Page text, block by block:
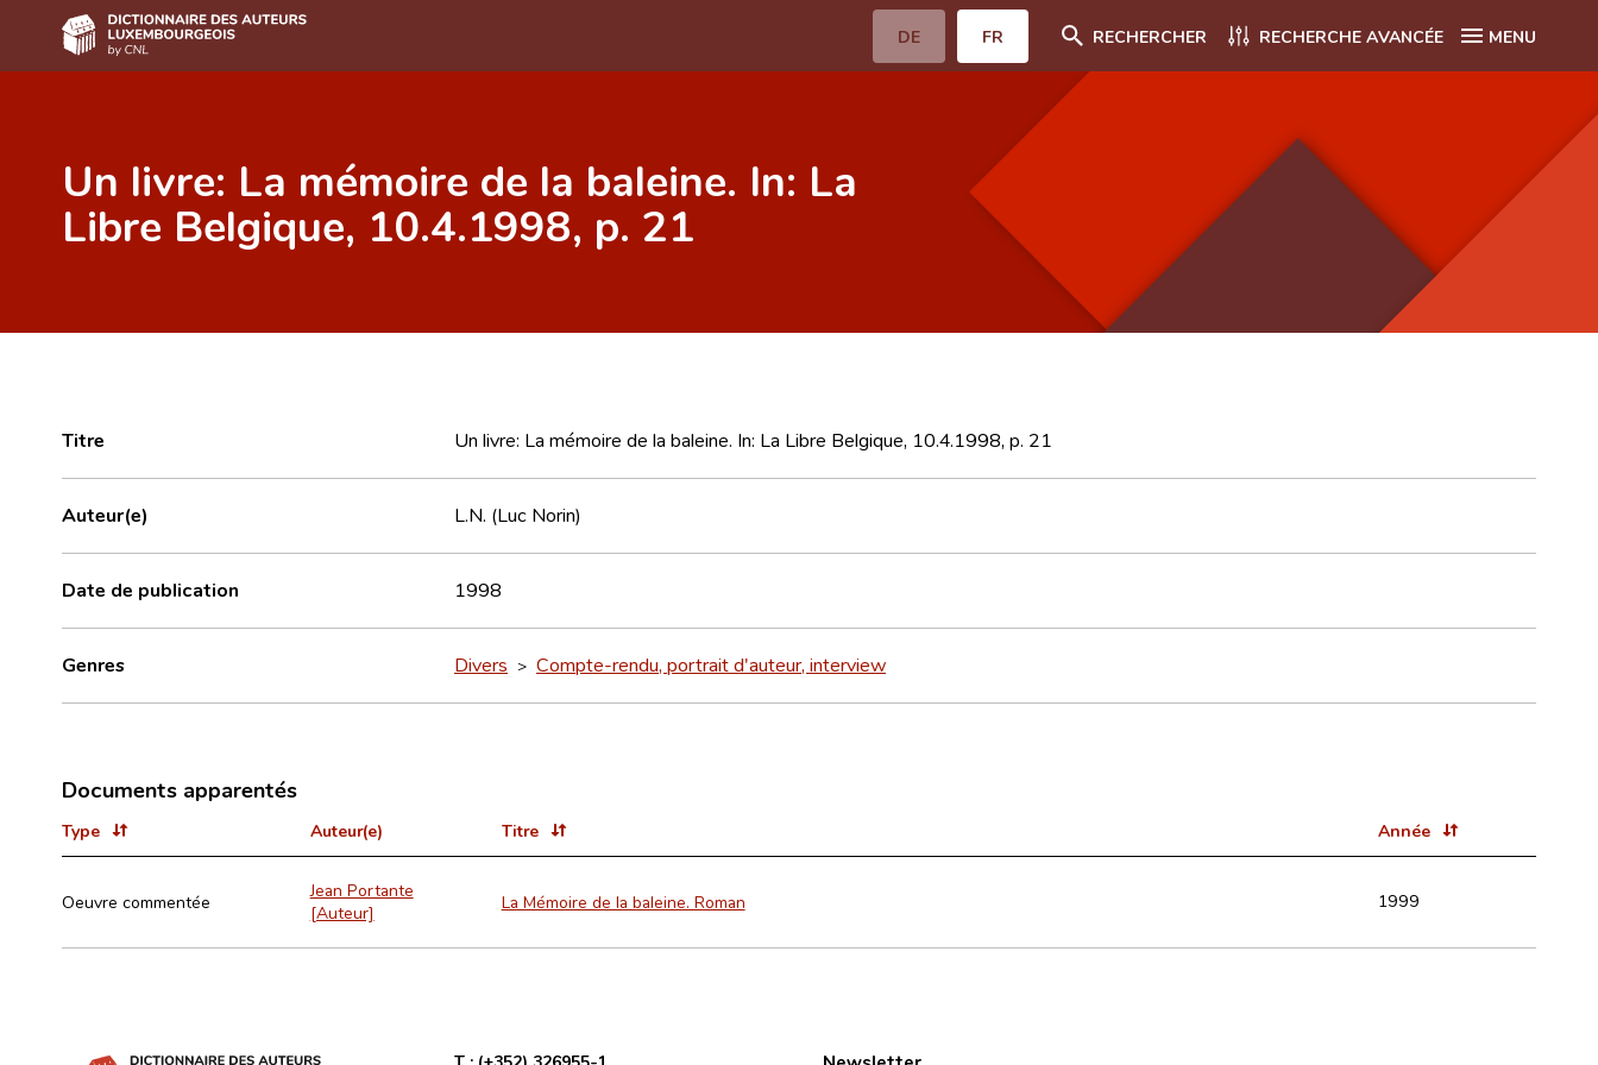
DE FR RECHERCHER RECHERCHE AVANCÉE MENU
Auteur(e)s A-Z
Recherche avancée
Un livre: La mémoire de la baleine. In: La
Libre Belgique, 10.4.1998, p. 21
Titre Un livre: La mémoire de la baleine. In: La Libre Belgique, 10.4.1998, p. 21
Auteur(e) L.N. (Luc Norin)
Date de publication 1998
Genres Divers > Compte-rendu, portrait d'auteur, interview
Documents apparentés
Type Auteur(e) Titre Année
Oeuvre commentée
Jean Portante
[Auteur]
La Mémoire de la baleine. Roman 1999